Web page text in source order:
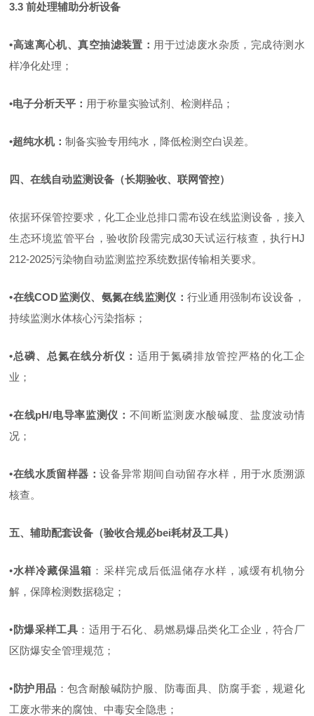
3.3前处理辅助分析设备
•高速离心机、真空抽滤装置： 用于过滤废水杂质，完成待测水
样净化处理；
•电子分析天平： 用于称量实验试剂、检测样品；
•超纯水机：制备实验专用纯水，降低检测空白误差。
四、在线自动监测设备（长期验收、联网管控）
依据环保管控要求，化工企业总排口需布设在线监测设备，接入
生态环境监管平台，验收阶段需完成30天试运行核查，执行HJ
212-2025污染物自动监测监控系统数据传输相关要求。
•在线COD监测仪、氨氮在线监测仪 ： 行业通用强制布设设备，
持续监测水体核心污染指标；
•总磷、总氮在线分析仪 ： 适用于氮磷排放管控严格的化工企
业；
•在线pH/电导率监测仪 ： 不间断监测废水酸碱度、盐度波动情
况；
•在线水质留样器 ：设备异常期间自动留存水样，用于水质溯源
核查。
五、辅助配套设备（验收合规必bei耗材及工具）
•水样冷藏保温箱 ： 采样完成后低温储存水样，减缓有机物分
解，保障检测数据稳定；
•防爆采样工具 ： 适用于石化、易燃易爆品类化工企业，符合厂
区防爆安全管理规范；
•防护用品 ： 包含耐酸碱防护服、防毒面具、防腐手套，规避化
工废水带来的腐蚀、中毒安全隐患；